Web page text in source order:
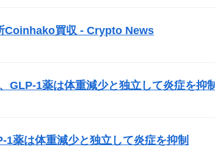
Coinhako買収 - Crypto News
GLP-1薬は体重減少と独立して炎症を抑
薬は体重減少と独立して炎症を抑制